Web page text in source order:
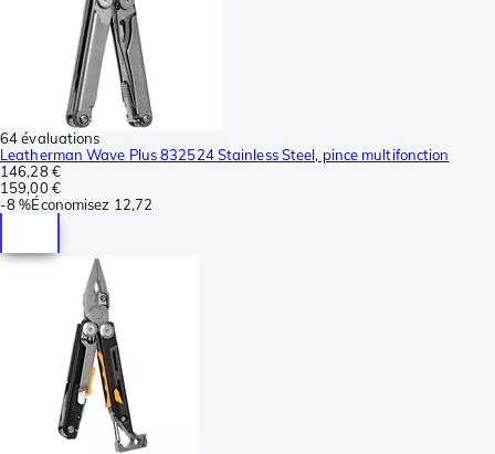
64 évaluations
Leatherman Wave Plus 832524 Stainless Steel, pince multifonction
146,28 €
159,00 €
-8 %Économisez 12,72